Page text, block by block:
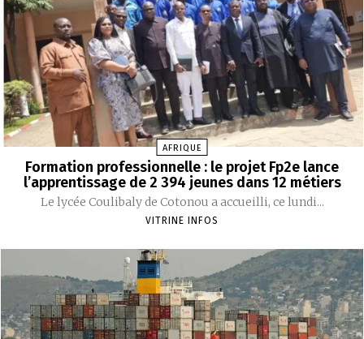
AFRIQUE
Formation professionnelle : le projet Fp2e lance
l’apprentissage de 2 394 jeunes dans 12 métiers
‎Le lycée Coulibaly de Cotonou a accueilli, ce lundi...
VITRINE INFOS